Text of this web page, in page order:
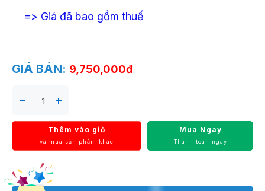
=> Giá đã bao gồm thuế
GIÁ BÁN: 9,750,000đ
Thêm vào giỏ
và mua sản phẩm khác
Mua Ngay
Thanh toán ngay